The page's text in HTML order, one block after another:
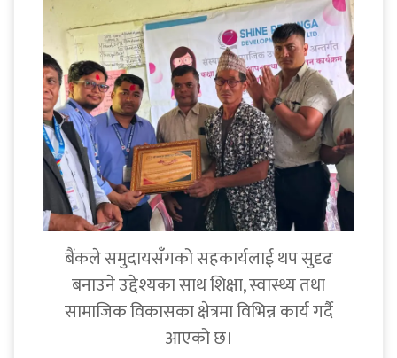
बैंकले समुदायसँगको सहकार्यलाई थप सुदृढ
बनाउने उद्देश्यका साथ शिक्षा, स्वास्थ्य तथा
सामाजिक विकासका क्षेत्रमा विभिन्न कार्य गर्दै
आएको छ।